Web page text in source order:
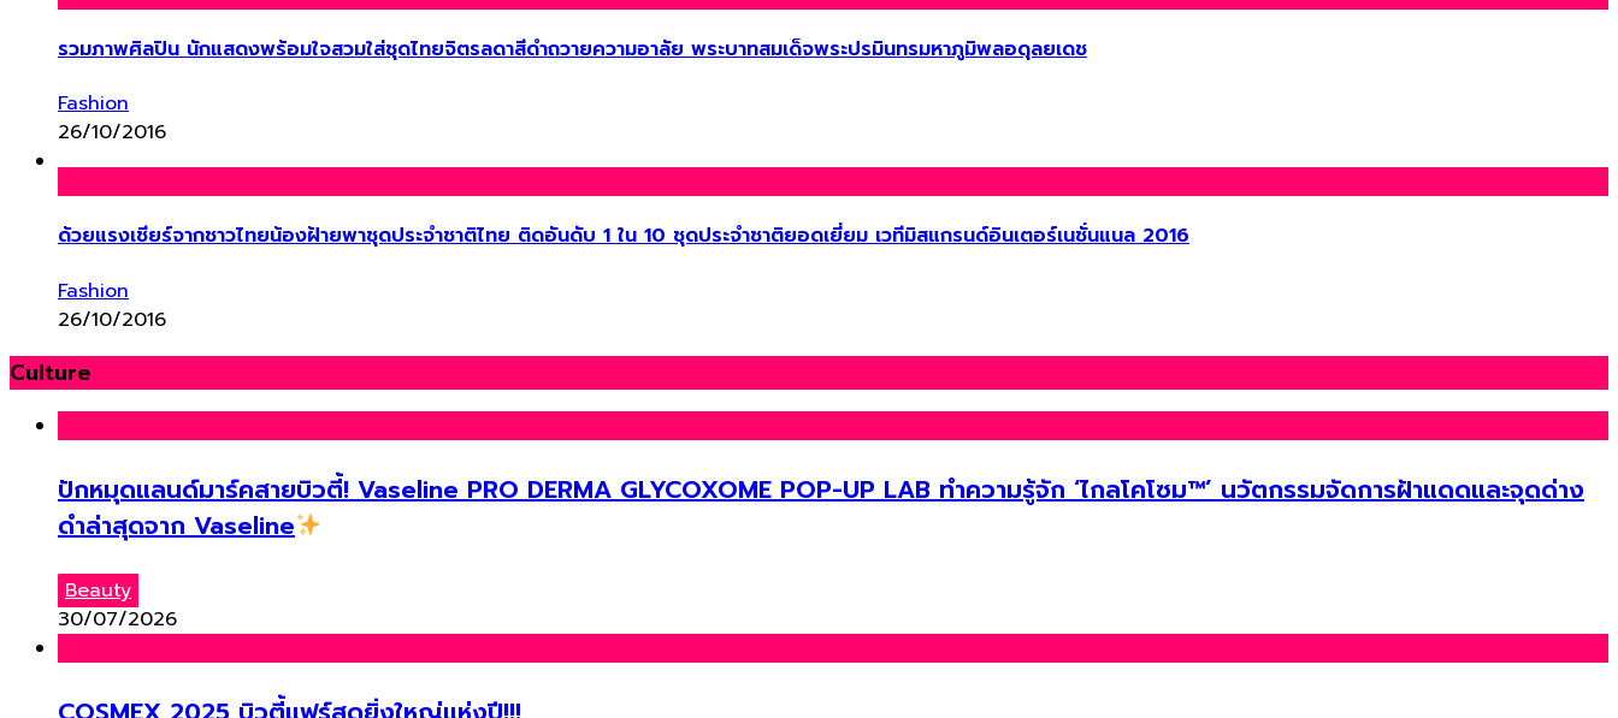
รวมภาพศิลปิน นักแสดงพร้อมใจสวมใส่ชุดไทยจิตรลดาสีดำถวายความอาลัย พระบาทสมเด็จพระปรมินทรมหาภูมิพลอดุลยเดช
Fashion
26/10/2016
ด้วยแรงเชียร์จากชาวไทยน้องฝ้ายพาชุดประจำชาติไทย ติดอันดับ 1 ใน 10 ชุดประจำชาติยอดเยี่ยม เวทีมิสแกรนด์อินเตอร์เนชั่นแนล 2016
Fashion
26/10/2016
Culture
ปักหมุดแลนด์มาร์คสายบิวตี้! Vaseline PRO DERMA GLYCOXOME POP-UP LAB ทำความรู้จัก ‘ไกลโคโซม™’ นวัตกรรมจัดการฝ้าแดดและจุดด่าง
ดำล่าสุดจาก Vaseline
Beauty
30/07/2026